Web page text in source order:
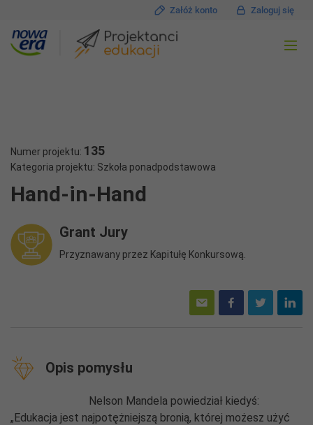
Załóż konto Zaloguj się
Numer projektu: 135
Kategoria projektu: Szkoła ponadpodstawowa
Hand-in-Hand
Grant Jury
Przyznawany przez Kapitułę Konkursową.
Opis pomysłu
Nelson Mandela powiedział kiedyś:
„Edukacja jest najpotężniejszą bronią, której możesz użyć